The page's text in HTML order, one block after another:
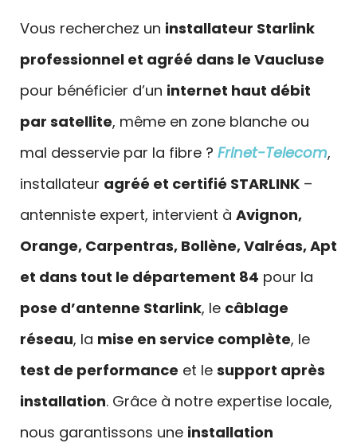
Vous recherchez un installateur Starlink
professionnel et agréé dans le Vaucluse
pour bénéficier d’un internet haut débit
par satellite, même en zone blanche ou
mal desservie par la fibre ? Frinet-Telecom,
installateur agréé et certifié STARLINK –
antenniste expert, intervient à Avignon,
Orange, Carpentras, Bollène, Valréas, Apt
et dans tout le département 84 pour la
pose d’antenne Starlink, le câblage
réseau, la mise en service complète, le
test de performance et le support après
installation. Grâce à notre expertise locale,
nous garantissons une installation